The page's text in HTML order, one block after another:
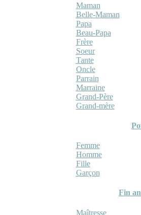
Maman
Belle-Maman
Papa
Beau-Papa
Frère
Soeur
Tante
Oncle
Parrain
Marraine
Grand-Père
Grand-mère
Femme
Homme
Fille
Garçon
Fin
Maîtresse